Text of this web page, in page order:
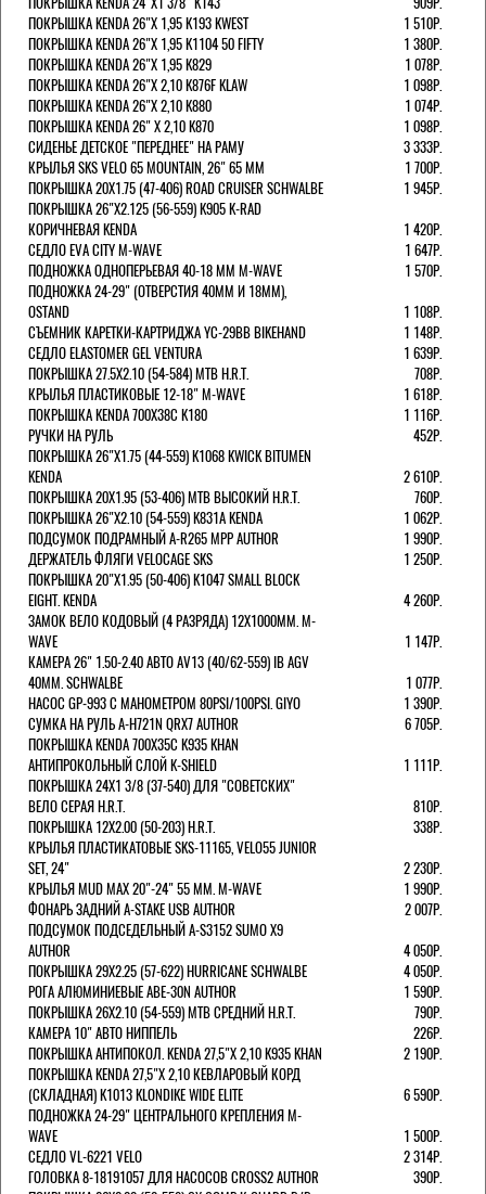
ПОКРЫШКА KENDA 26"Х 1,95 K193 KWEST
1 510Р.
ПОКРЫШКА KENDA 26"Х 1,95 K1104 50 FIFTY
1 380Р.
ПОКРЫШКА KENDA 26"Х 1,95 K829
1 078Р.
ПОКРЫШКА KENDA 26"Х 2,10 K876F KLAW
1 098Р.
ПОКРЫШКА KENDA 26"Х 2,10 K880
1 074Р.
ПОКРЫШКА KENDA 26" Х 2,10 K870
1 098Р.
СИДЕНЬЕ ДЕТСКОЕ "ПЕРЕДНЕЕ" НА РАМУ
3 333Р.
КРЫЛЬЯ SKS VELO 65 MOUNTAIN, 26" 65 ММ
1 700Р.
ПОКРЫШКА 20X1.75 (47-406) ROAD CRUISER SCHWALBE
1 945Р.
ПОКРЫШКА 26"Х2.125 (56-559) K905 K-RAD
КОРИЧНЕВАЯ KENDA
1 420Р.
СЕДЛО EVA CITY M-WAVE
1 647Р.
ПОДНОЖКА ОДНОПЕРЬЕВАЯ 40-18 ММ M-WAVE
1 570Р.
ПОДНОЖКА 24-29" (ОТВЕРСТИЯ 40ММ И 18ММ),
OSTAND
1 108Р.
СЪЕМНИК КАРЕТКИ-КАРТРИДЖА YC-29BB BIKEHAND
1 148Р.
СЕДЛО ELASTOMER GEL VENTURA
1 639Р.
ПОКРЫШКА 27.5X2.10 (54-584) MTB H.R.T.
708Р.
КРЫЛЬЯ ПЛАСТИКОВЫЕ 12-18" M-WAVE
1 618Р.
ПОКРЫШКА KENDA 700Х38С K180
1 116Р.
РУЧКИ НА РУЛЬ
452Р.
ПОКРЫШКА 26"Х1.75 (44-559) K1068 KWICK BITUMEN
KENDA
2 610Р.
ПОКРЫШКА 20X1.95 (53-406) MTB ВЫСОКИЙ H.R.T.
760Р.
ПОКРЫШКА 26"Х2.10 (54-559) K831A KENDA
1 062Р.
ПОДСУМОК ПОДРАМНЫЙ A-R265 MPP AUTHOR
1 990Р.
ДЕРЖАТЕЛЬ ФЛЯГИ VELOCAGE SKS
1 250Р.
ПОКРЫШКА 20"Х1.95 (50-406) K1047 SMALL BLOCK
EIGHT. KENDA
4 260Р.
ЗАМОК ВЕЛО КОДОВЫЙ (4 РАЗРЯДА) 12Х1000ММ. M-
WAVE
1 147Р.
КАМЕРА 26" 1.50-2.40 АВТО AV13 (40/62-559) IB AGV
40MM. SCHWALBE
1 077Р.
НАСОС GP-993 С МАНОМЕТРОМ 80PSI/100PSI. GIYO
1 390Р.
СУМКА НА РУЛЬ A-H721N QRX7 AUTHOR
6 705Р.
ПОКРЫШКА KENDA 700Х35С K935 KHAN
АНТИПРОКОЛЬНЫЙ СЛОЙ K-SHIELD
1 111Р.
ПОКРЫШКА 24X1 3/8 (37-540) ДЛЯ "СОВЕТСКИХ"
ВЕЛО СЕРАЯ H.R.T.
810Р.
ПОКРЫШКА 12X2.00 (50-203) H.R.T.
338Р.
КРЫЛЬЯ ПЛАСТИКАТОВЫЕ SKS-11165, VELO55 JUNIOR
SET, 24"
2 230Р.
КРЫЛЬЯ MUD MAX 20"-24" 55 ММ. M-WAVE
1 990Р.
ФОНАРЬ ЗАДНИЙ A-STAKE USB AUTHOR
2 007Р.
ПОДСУМОК ПОДСЕДЕЛЬНЫЙ A-S3152 SUMO X9
AUTHOR
4 050Р.
ПОКРЫШКА 29X2.25 (57-622) HURRICANE SCHWALBE
4 050Р.
РОГА АЛЮМИНИЕВЫЕ ABE-30N AUTHOR
1 590Р.
ПОКРЫШКА 26X2.10 (54-559) MTB СРЕДНИЙ H.R.T.
790Р.
КАМЕРА 10" АВТО НИППЕЛЬ
226Р.
ПОКРЫШКА АНТИПОКОЛ. KENDA 27,5"Х 2,10 K935 KHAN
2 190Р.
ПОКРЫШКА KENDA 27,5"Х 2,10 КЕВЛАРОВЫЙ КОРД
(СКЛАДНАЯ) K1013 KLONDIKE WIDE ELITE
6 590Р.
ПОДНОЖКА 24-29" ЦЕНТРАЛЬНОГО КРЕПЛЕНИЯ M-
WAVE
1 500Р.
СЕДЛО VL-6221 VELO
2 314Р.
ГОЛОВКА 8-18191057 ДЛЯ НАСОСОВ CROSS2 AUTHOR
390Р.